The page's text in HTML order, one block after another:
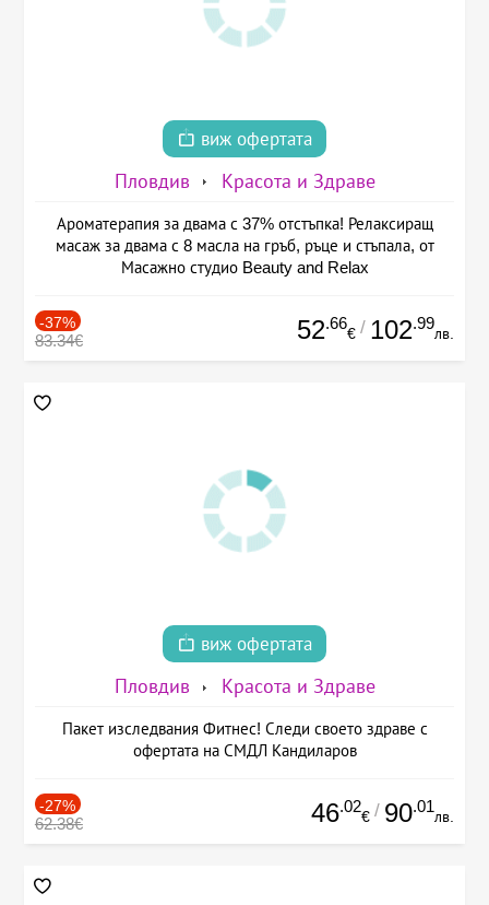
виж офертата
Пловдив Красота и Здраве
Ароматерапия за двама с 37% отстъпка! Релаксиращ
масаж за двама с 8 масла на гръб, ръце и стъпала, от
Масажно студио Beauty and Relax
-37%
83.34€ 52.66
€ / 102.99
лв.
виж офертата
Пловдив Красота и Здраве
Пакет изследвания Фитнес! Следи своето здраве с
офертата на СМДЛ Кандиларов
-27%
62.38€ 46.02
€ / 90.01
лв.